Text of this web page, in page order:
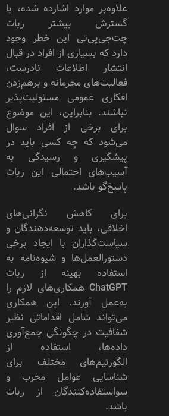
علاوه‌بر موارد اشارده شده، با
گسترش بیشتر ربات
چت‌جی‌پی‌تی این خطر وجود
دارد که بسیاری از افراد در قبال
انتشار اطلاعات نادرست،
فعالیت‌های مجرمانه و برهم‌زدن
افکاری عمومی مسئولیت‌پذیر
نباشند. بنابراین، این موضوع
برای برخی از افراد سوال
می‌شود که چه کسی باید در
پیشگیری و رسیدگی به
آسیب‌های احتمالی این ربات
پاسخ‌گو باشد.
برای کاهش نگرانی‌های
اخلاقی، باید توسعه‌دهندگان و
سیاست‌گذاران با ایجاد برخی
دستورالعمل‌ها و شیوه‌‌نامه به
استفاده بهینه از ربات
ChatGPT همکاری‌های لازم را
به‌عمل آورند. این همکاری
می‌تواند شامل اقداماتی نظیر
شفافیت در چگونگی جمع‌آوری
داده‌ها، استفاده از
الگورتیم‌های مختلف برای
شناسایی عوامل مخرب و
سواستفاده‌کنندگان از ربات
باشد.